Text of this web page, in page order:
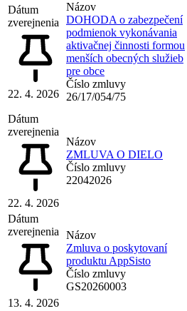
Dátum
zverejnenia
22. 4. 2026
Názov
DOHODA o zabezpečení
podmienok vykonávania
aktivačnej činnosti formou
menších obecných služieb
pre obce
Číslo zmluvy
26/17/054/75
Dátum
zverejnenia
22. 4. 2026
Názov
ZMLUVA O DIELO
Číslo zmluvy
22042026
Dátum
zverejnenia
13. 4. 2026
Názov
Zmluva o poskytovaní
produktu AppSisto
Číslo zmluvy
GS20260003